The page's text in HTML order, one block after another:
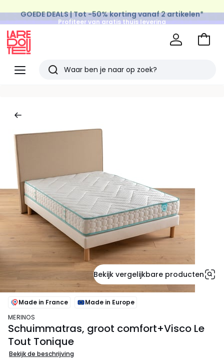
Profiteer van gratis thuis levering
op al de Mode & Home aankopen
Menu
Redoute
Zoeken
Naar
Bekijk vergelijkbare producten
Made in France
Made in Europe
MERINOS
Schuimmatras, groot comfort+Visco Le
Tout Tonique
Bekijk de beschrijving